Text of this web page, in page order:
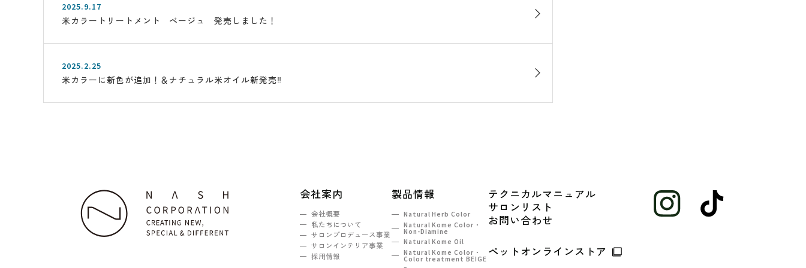
2025.9.17
米カラートリートメント ベージュ 発売しました！
2025.2.25
米カラーに新色が追加！＆ナチュラル米オイル新発売‼
会社案内
会社概要
私たちについて
サロンプロデュース事業
サロンインテリア事業
採用情報
製品情報
Natural Herb Color
Natural Kome Color・
Non-Diamine
Natural Kome Oil
Natural Kome Color・
Color treatment BEIGE
テクニカルマニュアル
サロンリスト
お問い合わせ
ペットオンラインストア